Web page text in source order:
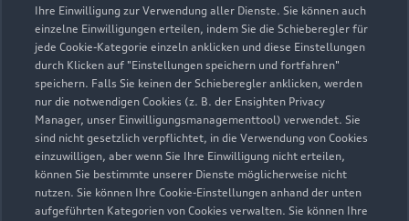
Ihre Einwilligung zur Verwendung aller Dienste. Sie können auch
einzelne Einwilligungen erteilen, indem Sie die Schieberegler für
jede Cookie-Kategorie einzeln anklicken und diese Einstellungen
durch Klicken auf "Einstellungen speichern und fortfahren"
speichern. Falls Sie keinen der Schieberegler anklicken, werden
nur die notwendigen Cookies (z. B. der Ensighten Privacy
Manager, unser Einwilligungsmanagementtool) verwendet. Sie
sind nicht gesetzlich verpflichtet, in die Verwendung von Cookies
einzuwilligen, aber wenn Sie Ihre Einwilligung nicht erteilen,
können Sie bestimmte unserer Dienste möglicherweise nicht
nutzen. Sie können Ihre Cookie-Einstellungen anhand der unten
aufgeführten Kategorien von Cookies verwalten. Sie können Ihre
Zur Reparatur